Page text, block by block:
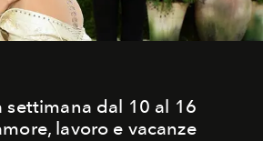
settimana dal 10 al 16
lavoro e vacanze